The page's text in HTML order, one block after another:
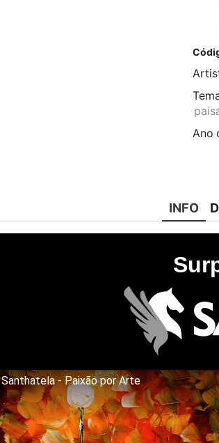
Ano
INFO
Santhatela - Paixão por Arte